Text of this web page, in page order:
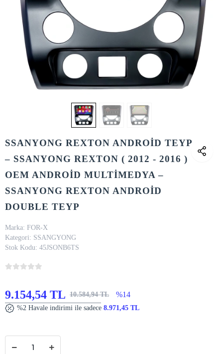
SSANYONG REXTON ANDROİD TEYP
– SSANYONG REXTON ( 2012 - 2016 )
OEM ANDROİD MULTİMEDYA –
SSANYONG REXTON ANDROİD
DOUBLE TEYP
Marka: FOR-X
Kategori: SSANGYONG
Stok Kodu: 45JSONB6TS
9.154,54 TL 10.584,94 TL %14
%2 Havale indirimi ile sadece 8.971,45 TL